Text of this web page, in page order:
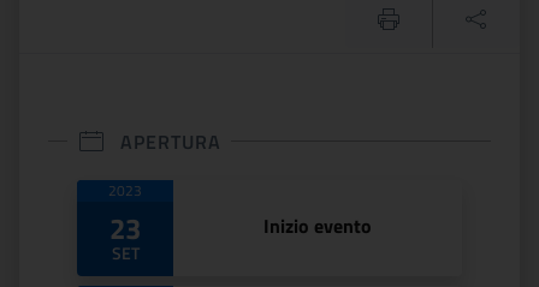
APERTURA
Date di apertura
2023
23
SET
Inizio evento